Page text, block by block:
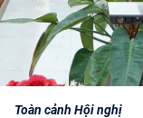
Toàn cảnh Hội nghị